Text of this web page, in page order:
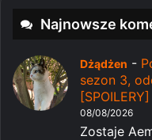
Najnowsze
Dżądżen -
sezon 3,
[SPOILERY]
08/08/2026
Zostaje